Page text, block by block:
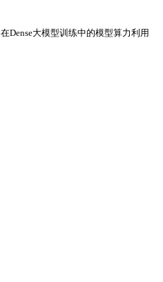
Dense大模型训练中的模型算力利用